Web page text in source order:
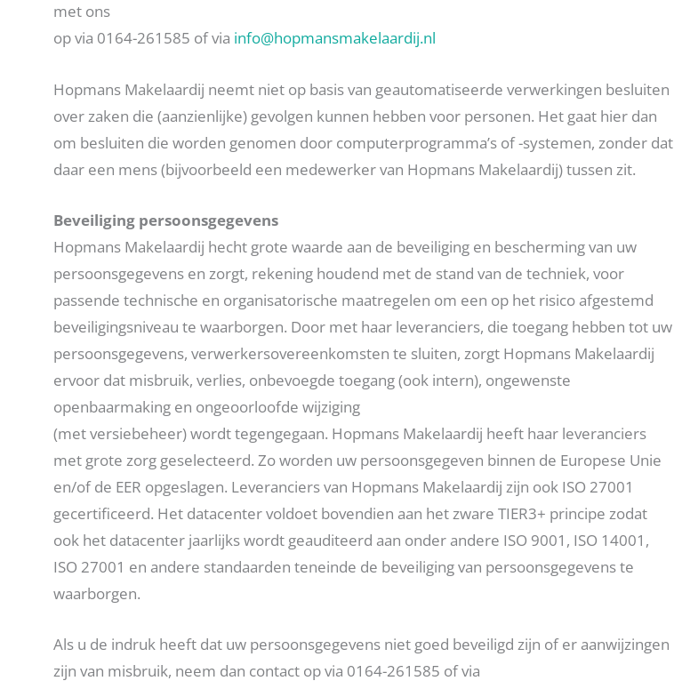
met ons
op via 0164-261585 of via info@hopmansmakelaardij.nl
Hopmans Makelaardij neemt niet op basis van geautomatiseerde verwerkingen besluiten
over zaken die (aanzienlijke) gevolgen kunnen hebben voor personen. Het gaat hier dan
om besluiten die worden genomen door computerprogramma’s of -systemen, zonder dat
daar een mens (bijvoorbeeld een medewerker van Hopmans Makelaardij) tussen zit.
Beveiliging persoonsgegevens
Hopmans Makelaardij hecht grote waarde aan de beveiliging en bescherming van uw
persoonsgegevens en zorgt, rekening houdend met de stand van de techniek, voor
passende technische en organisatorische maatregelen om een op het risico afgestemd
beveiligingsniveau te waarborgen. Door met haar leveranciers, die toegang hebben tot uw
persoonsgegevens, verwerkersovereenkomsten te sluiten, zorgt Hopmans Makelaardij
ervoor dat misbruik, verlies, onbevoegde toegang (ook intern), ongewenste
openbaarmaking en ongeoorloofde wijziging
(met versiebeheer) wordt tegengegaan. Hopmans Makelaardij heeft haar leveranciers
met grote zorg geselecteerd. Zo worden uw persoonsgegeven binnen de Europese Unie
en/of de EER opgeslagen. Leveranciers van Hopmans Makelaardij zijn ook ISO 27001
gecertificeerd. Het datacenter voldoet bovendien aan het zware TIER3+ principe zodat
ook het datacenter jaarlijks wordt geauditeerd aan onder andere ISO 9001, ISO 14001,
ISO 27001 en andere standaarden teneinde de beveiliging van persoonsgegevens te
waarborgen.
Als u de indruk heeft dat uw persoonsgegevens niet goed beveiligd zijn of er aanwijzingen
zijn van misbruik, neem dan contact op via 0164-261585 of via